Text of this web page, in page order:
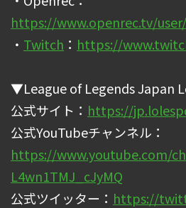
https://www.openrec.tv/
・ Twitch ： https://
▼League of Legends Japan
公式サイト： https://
公式YouTubeチャンネル：
https://www.youtube.com/
L4wn1TMJ_cJyMQ
公式ツイッター： https://